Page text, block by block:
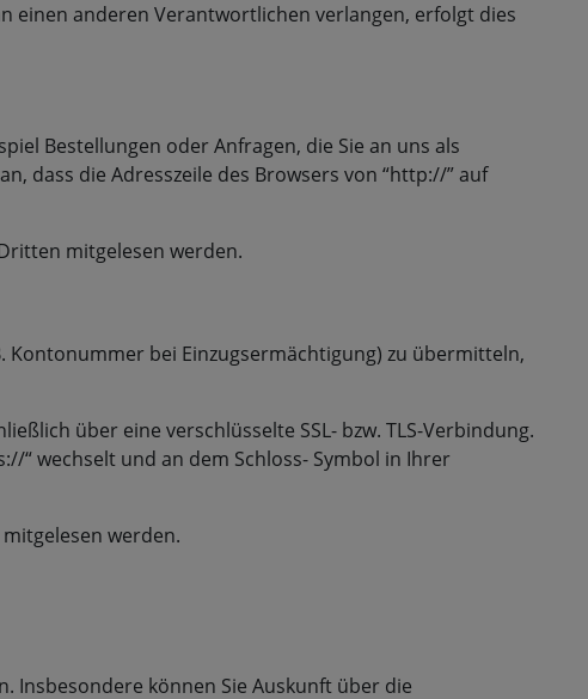
einen anderen Verantwortlichen verlangen, erfolgt dies
Bestellungen oder Anfragen, die Sie an uns als
dass die Adresszeile des Browsers von “http://” auf
mitgelesen werden.
Kontonummer bei Einzugsermächtigung) zu übermitteln,
über eine verschlüsselte SSL- bzw. TLS-Verbindung.
“ wechselt und an dem Schloss- Symbol in Ihrer
werden.
Insbesondere können Sie Auskunft über die